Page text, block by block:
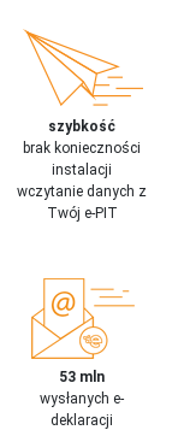
szybkość
brak konieczności
instalacji
wczytanie danych z
Twój e-PIT
53 mln
wysłanych e-
deklaracji